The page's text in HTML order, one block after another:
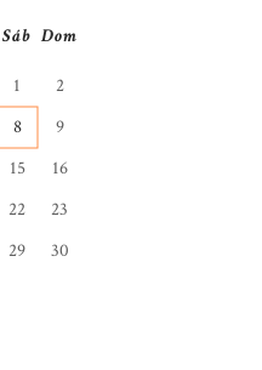
Sáb Dom
1
2
8
9
15
16
22
23
29
30